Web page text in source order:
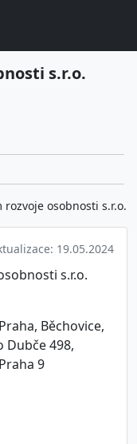
s.r.o.
rozvoje osobnosti s.r.o.
19.05.2024
s.r.o.
Běchovice,
Dubče 498,
9